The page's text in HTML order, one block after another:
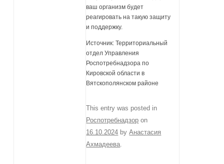
ваш организм будет
реагировать на такую защиту
и поддержку.
Источник: Территориальный
отдел Управления
Роспотребнадзора по
Кировской области в
Вятскополянском районе
This entry was posted in
Роспотребнадзор on
16.10.2024 byАнастасия
Ахмадеева